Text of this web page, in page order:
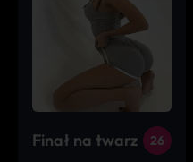
Finał na twarz 26